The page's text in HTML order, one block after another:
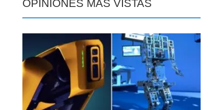
OPINIONES MÁS VISTAS